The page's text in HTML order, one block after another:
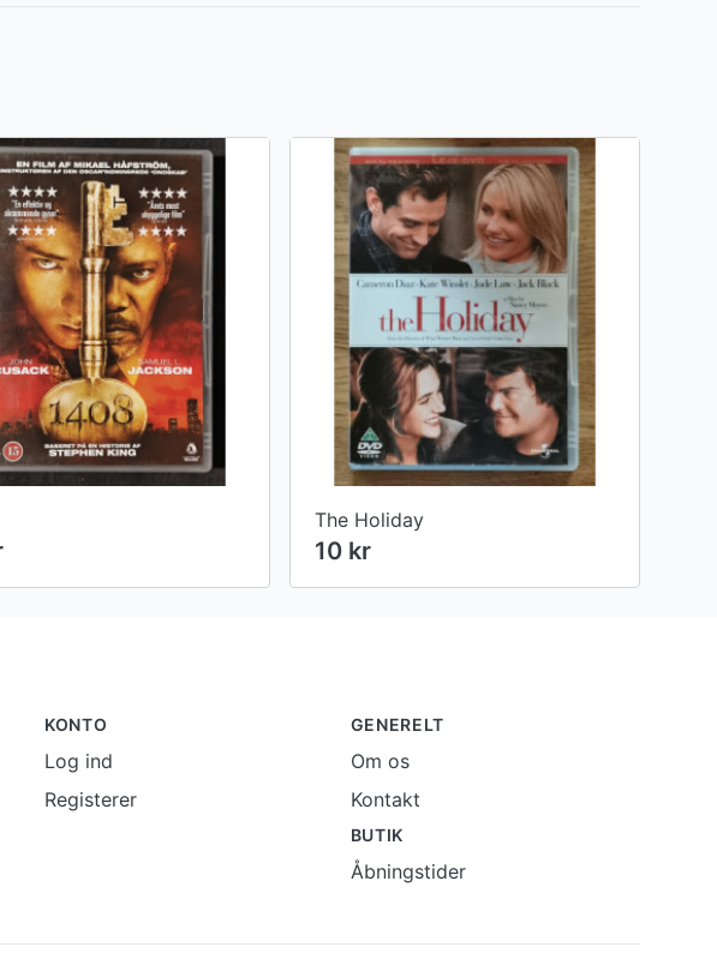
The Holiday
10 kr
KONTO
Log ind
Registerer
GENERELT
Om os
Kontakt
BUTIK
Åbningstider